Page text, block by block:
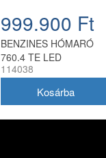
999.900 Ft
BENZINES HÓMARÓ
760.4 TE LED
114038